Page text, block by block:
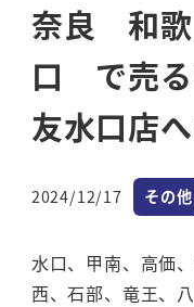
奈良 和
口 で売る
友水口店
投稿日
2024/12/17 カテゴ
その他
水口、甲南、高価
西、石部、竜王、